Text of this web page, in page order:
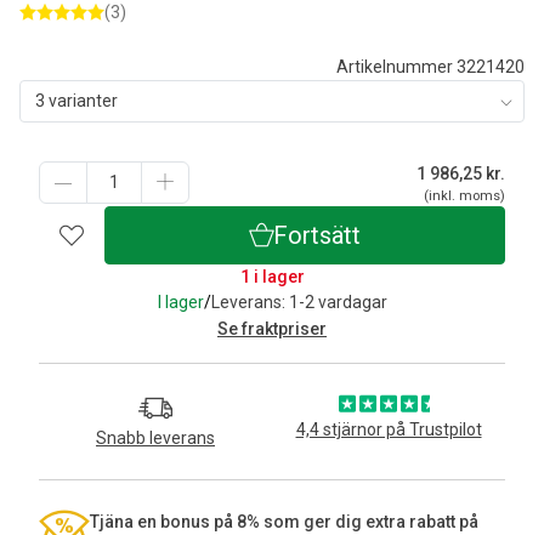
Artikelnummer 3221420
3 varianter
1 986,25 kr.
(inkl. moms)
Fortsätt
1 i lager
I lager/Leverans: 1-2 vardagar
Se fraktpriser
Snabb leverans 4,4 stjärnor på Trustpilot
Tjäna en bonus på 8% som ger dig extra rabatt på
(3)